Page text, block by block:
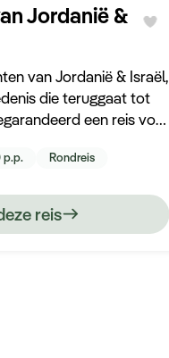
Jordanië &
van Jordanië & Israël,
die teruggaat tot
een reis vol
p.p. Rondreis
reis